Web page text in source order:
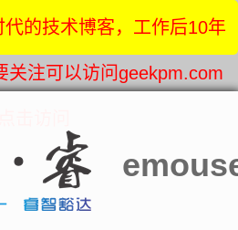
的技术博客，工作后10年
关注可以访问geekpm.com